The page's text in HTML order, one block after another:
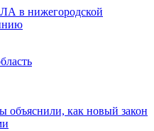
округ
в нижегородской